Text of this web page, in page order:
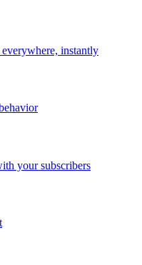
instantly
your subscribers